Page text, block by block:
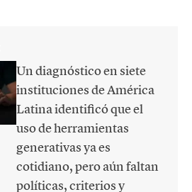
Un diagnóstico en siete
instituciones de América
Latina identificó que el
uso de herramientas
generativas ya es
cotidiano, pero aún faltan
políticas, criterios y